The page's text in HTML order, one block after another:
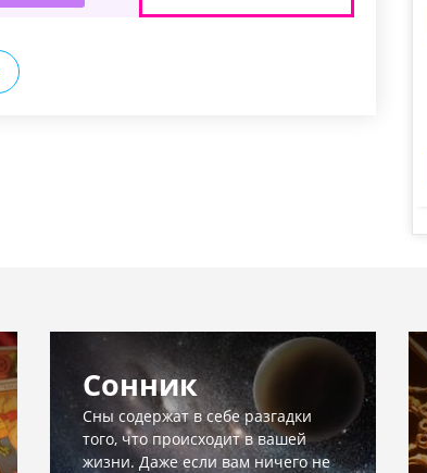
Сонник
Сны содержат в себе разгадки
того, что происходит в вашей
жизни. Даже если вам ничего не